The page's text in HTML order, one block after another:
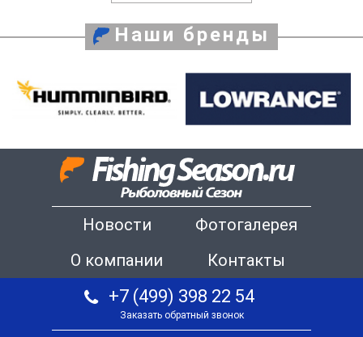
Наши бренды
Новости
Фотогалерея
О компании
Контакты
+7 (499) 398 22 54
Заказать обратный звонок